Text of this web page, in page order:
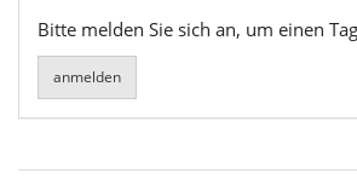
Bitte melden Sie sich an, um einen